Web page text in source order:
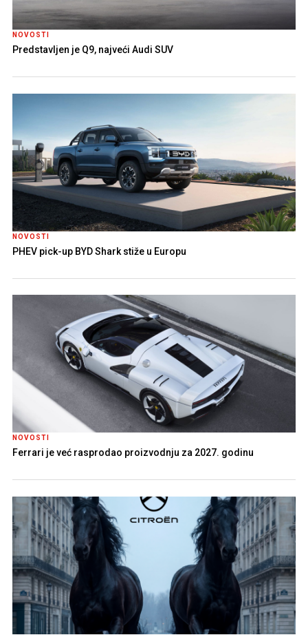
NOVOSTI
Predstavljen je Q9, najveći Audi SUV
NOVOSTI
PHEV pick-up BYD Shark stiže u Europu
NOVOSTI
Ferrari je već rasprodao proizvodnju za 2027. godinu